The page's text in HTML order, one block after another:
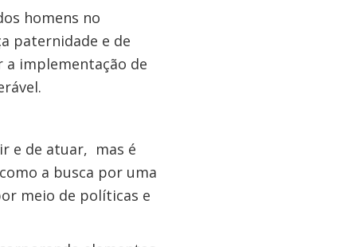
homens no
paternidade e de
a implementação de
e de atuar, mas é
a busca por uma
meio de políticas e